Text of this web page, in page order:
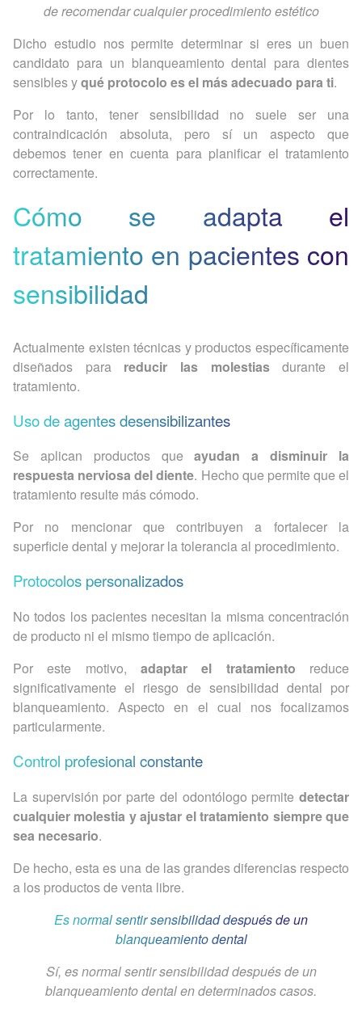
de recomendar cualquier procedimiento estético
Dicho estudio nos permite determinar si eres un buen
candidato para un blanqueamiento dental para dientes
sensibles yqué protocolo es el más adecuado para ti.
Por lo tanto, tener sensibilidad no suele ser una
contraindicación absoluta, pero sí un aspecto que
debemos tener en cuenta para planificar el tratamiento
correctamente.
Cómo se adapta el
tratamiento en pacientes con
sensibilidad
Actualmente existen técnicas y productos específicamente
diseñados para reducir las molestiasdurante el
tratamiento.
Uso de agentes desensibilizantes
Se aplican productos queayudan a disminuir la
respuesta nerviosa del diente. Hecho que permite que el
tratamiento resulte más cómodo.
Por no mencionar que contribuyen a fortalecer la
superficie dental y mejorar la tolerancia al procedimiento.
Protocolos personalizados
No todos los pacientes necesitan la misma concentración
de producto ni el mismo tiempo de aplicación.
Por este motivo, adaptar el tratamiento reduce
significativamente el riesgo de sensibilidad dental por
blanqueamiento. Aspecto en el cual nos focalizamos
particularmente.
Control profesional constante
La supervisión por parte del odontólogo permite detectar
cualquier molestia y ajustar el tratamiento siempre que
sea necesario.
De hecho, esta es una de las grandes diferencias respecto
a los productos de venta libre.
Es normal sentir sensibilidad después de un
blanqueamiento dental
Sí, es normal sentir sensibilidad después de un
blanqueamiento dental en determinados casos.